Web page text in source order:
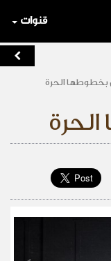
قنوات
بخطوطها الحرة